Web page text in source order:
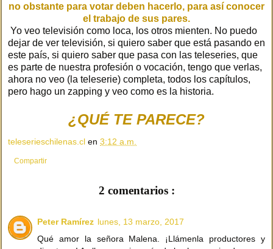
no obstante para votar deben hacerlo, para así conocer
el trabajo de sus pares.
Yo veo televisión como loca, los otros mienten. No puedo
dejar de ver televisión, si quiero saber que está pasando en
este país, si quiero saber que pasa con las teleseries, que
es parte de nuestra profesión o vocación, tengo que verlas,
ahora no veo (la teleserie) completa, todos los capítulos,
pero hago un zapping y veo como es la historia.
¿QUÉ TE PARECE?
teleserieschilenas.cl en 3:12 a.m.
Compartir
2 comentarios :
Peter Ramírez lunes, 13 marzo, 2017
Qué amor la señora Malena. ¡Llámenla productores y